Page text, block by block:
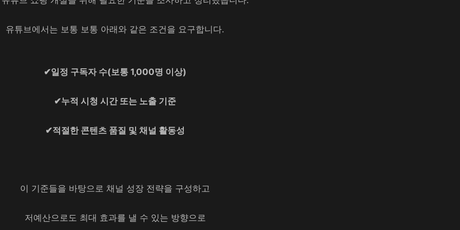
유튜브에서는 보통 보통 아래와 같은 조건을 요구합니다.
✔일정 구독자 수(보통 1,000명 이상)
✔누적 시청 시간 또는 노출 기준
✔적절한 콘텐츠 품질 및 채널 활동성
이 기준들을 바탕으로 채널 성장 전략을 구성하고
저예산으로도 최대 효과를 낼 수 있는 방향으로